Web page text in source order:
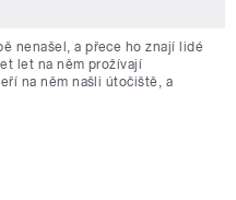
nenašel, a přece ho znají lidé
let na něm prožívají
na něm našli útočiště, a